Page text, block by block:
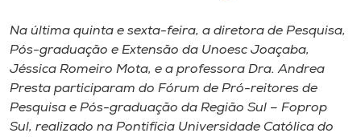
Portal de Ensino
A
Unoesc
Na última quinta e sexta-feira, a diretora de Pesquisa,
Pós-graduação e Extensão da Unoesc Joaçaba,
Jéssica Romeiro Mota, e a professora Dra. Andrea
Presta participaram do Fórum de Pró-reitores de
Pesquisa e Pós-graduação da Região Sul – Foprop
Sul, realizado na Pontifícia Universidade Católica do